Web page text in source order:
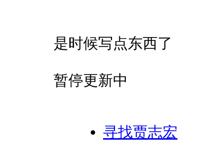
是时候写点东西了
暂停更新中
寻找贾志宏